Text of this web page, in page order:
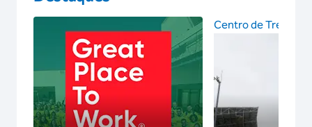
Centro de